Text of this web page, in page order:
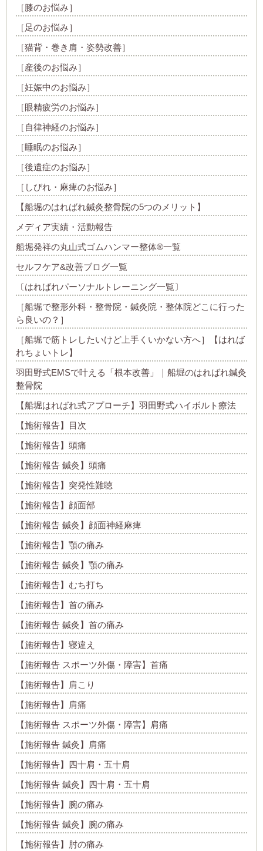
［膝のお悩み］
［足のお悩み］
［猫背・巻き肩・姿勢改善］
［産後のお悩み］
［妊娠中のお悩み］
［眼精疲労のお悩み］
［自律神経のお悩み］
［睡眠のお悩み］
［後遺症のお悩み］
［しびれ・麻痺のお悩み］
【船堀のはればれ鍼灸整骨院の5つのメリット】
メディア実績・活動報告
船堀発祥の丸山式ゴムハンマー整体®︎一覧
セルフケア&改善ブログ一覧
〔はればれパーソナルトレーニング一覧〕
［船堀で整形外科・整骨院・鍼灸院・整体院どこに行った
ら良いの？］
［船堀で筋トレしたいけど上手くいかない方へ］【はれば
れちょいトレ】
羽田野式EMSで叶える「根本改善」｜船堀のはればれ鍼灸
整骨院
【船堀はればれ式アプローチ】羽田野式ハイボルト療法
【施術報告】目次
【施術報告】頭痛
【施術報告 鍼灸】頭痛
【施術報告】突発性難聴
【施術報告】顔面部
【施術報告 鍼灸】顔面神経麻痺
【施術報告】顎の痛み
【施術報告 鍼灸】顎の痛み
【施術報告】むち打ち
【施術報告】首の痛み
【施術報告 鍼灸】首の痛み
【施術報告】寝違え
【施術報告 スポーツ外傷・障害】首痛
【施術報告】肩こり
【施術報告】肩痛
【施術報告 スポーツ外傷・障害】肩痛
【施術報告 鍼灸】肩痛
【施術報告】四十肩・五十肩
【施術報告 鍼灸】四十肩・五十肩
【施術報告】腕の痛み
【施術報告 鍼灸】腕の痛み
【施術報告】肘の痛み